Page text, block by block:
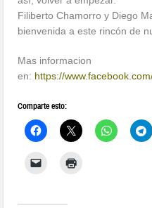
Filiberto Chamorro y Diego
bienvenida a este rincón de
Mas informacion
en: https://
Comparte esto: